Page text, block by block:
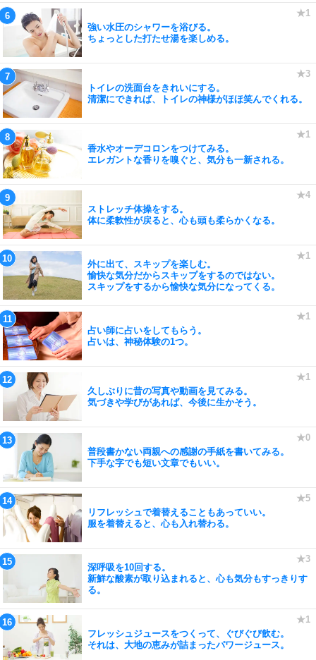
強い水圧のシャワーを浴びる。
ちょっとした打たせ湯を楽しめる。
トイレの洗面台をきれいにする。
清潔にできれば、トイレの神様がほほ笑んでくれる。
香水やオーデコロンをつけてみる。
エレガントな香りを嗅ぐと、気分も一新される。
ストレッチ体操をする。
体に柔軟性が戻ると、心も頭も柔らかくなる。
外に出て、スキップを楽しむ。
愉快な気分だからスキップをするのではない。
スキップをするから愉快な気分になってくる。
占い師に占いをしてもらう。
占いは、神秘体験の1つ。
久しぶりに昔の写真や動画を見てみる。
気づきや学びがあれば、今後に生かそう。
普段書かない両親への感謝の手紙を書いてみる。
下手な字でも短い文章でもいい。
リフレッシュで着替えることもあっていい。
服を着替えると、心も入れ替わる。
深呼吸を10回する。
新鮮な酸素が取り込まれると、心も気分もすっきりす
る。
フレッシュジュースをつくって、ぐびぐび飲む。
それは、大地の恵みが詰まったパワージュース。